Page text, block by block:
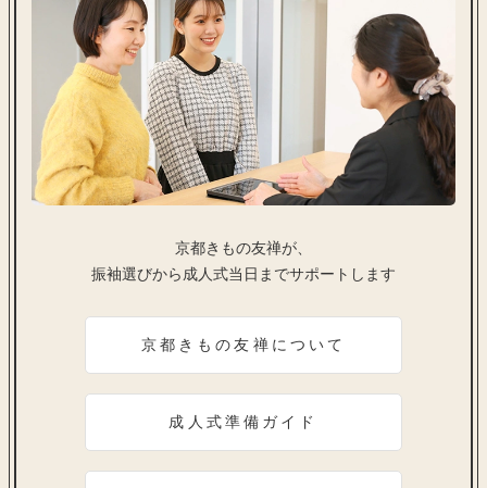
京都きもの友禅が、
振袖選びから成人式当日までサポートします
京都きもの友禅について
成人式準備ガイド